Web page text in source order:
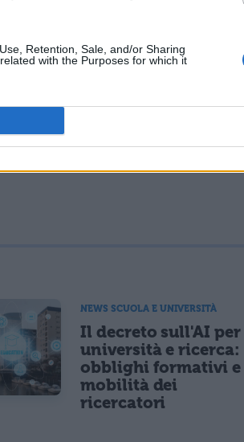
Retention, Sale, and/or Sharing
with the Purposes for which it
NEWS SCUOLA E UNIVERSITÀ
Il decreto sull'AI per
università e ricerca:
obblighi formativi e
mobilità dei
ricercatori